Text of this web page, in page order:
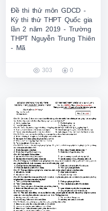
Đề thi thử môn GDCD -
Kỳ thi thử THPT Quốc gia
lần 2 năm 2019 - Trường
THPT Nguyễn Trung Thiên
- Mã
303 0